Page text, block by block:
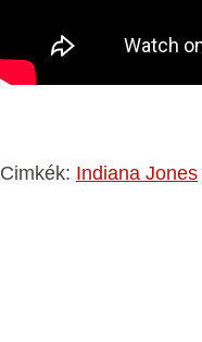
Cimkék: Indiana Jones